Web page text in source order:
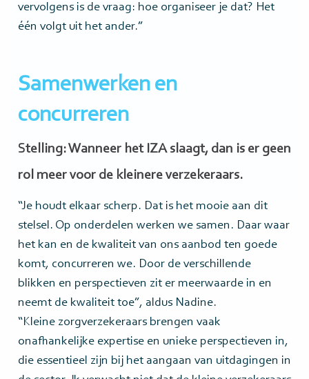
vervolgens is de vraag: hoe organiseer je dat? Het
één volgt uit het ander.”
Samenwerken en
concurreren
Stelling: Wanneer het IZA slaagt, dan is er geen
rol meer voor de kleinere verzekeraars.
“Je houdt elkaar scherp. Dat is het mooie aan dit
stelsel. Op onderdelen werken we samen. Daar waar
het kan en de kwaliteit van ons aanbod ten goede
komt, concurreren we. Door de verschillende
blikken en perspectieven zit er meerwaarde in en
neemt de kwaliteit toe”, aldus Nadine.
“Kleine zorgverzekeraars brengen vaak
onafhankelijke expertise en unieke perspectieven in,
die essentieel zijn bij het aangaan van uitdagingen in